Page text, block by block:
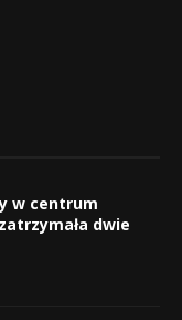
w centrum
dwie